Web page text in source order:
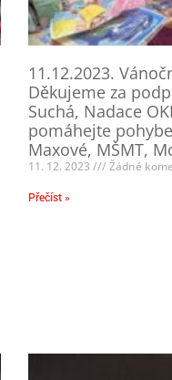
11.12.2023.
Děkujeme za
Suchá, Nadace
pomáhejte
Maxové, MŠMT,
11. 12. 2023 Žádné
Přečíst »